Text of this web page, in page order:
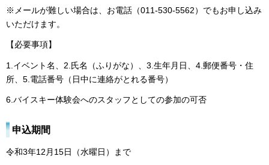
※メールが難しい場合は、お電話（011-530-5562）でもお申し込み
いただけます。
【必要事項】
1.イベント名、2.氏名（ふりがな）、3.生年月日、4.郵便番号・住
所、5.電話番号（日中に連絡がとれる番号）
6.バイスキー体験会へのスタッフとしての参加の可否
申込期間
令和3年12月15日（水曜日）まで